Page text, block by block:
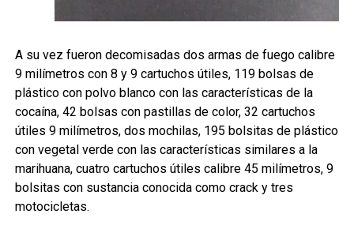
A su vez fueron decomisadas dos armas de fuego calibre
9 milímetros con 8 y 9 cartuchos útiles, 119 bolsas de
plástico con polvo blanco con las características de la
cocaína, 42 bolsas con pastillas de color, 32 cartuchos
útiles 9 milímetros, dos mochilas, 195 bolsitas de plástico
con vegetal verde con las características similares a la
marihuana, cuatro cartuchos útiles calibre 45 milímetros, 9
bolsitas con sustancia conocida como crack y tres
motocicletas.